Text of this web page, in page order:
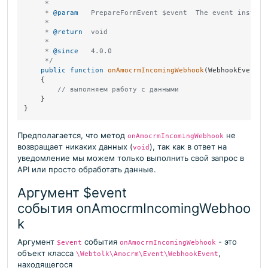
     *
     *
@param
PrepareFormEvent $event  The event
     *
     *
@return
  void
     *
     *
@since
   4.0.0
     */
public
function onAmocrmIncomingWebhook (WebhookEvent
{
// выполняем работу с данными
    }
}
Предполагается, что метод onAmocrmIncomingWebhook не
возвращает никаких данных (void), так как в ответ на
уведомление мы можем только выполнить свой запрос в
API или просто обработать данные.
Аргумент $event
события onAmocrmIncomingWebhoo
k
Аргумент $event события onAmocrmIncomingWebhook - это
объект класса \Webtolk\Amocrm\Event\WebhookEvent,
находящегося